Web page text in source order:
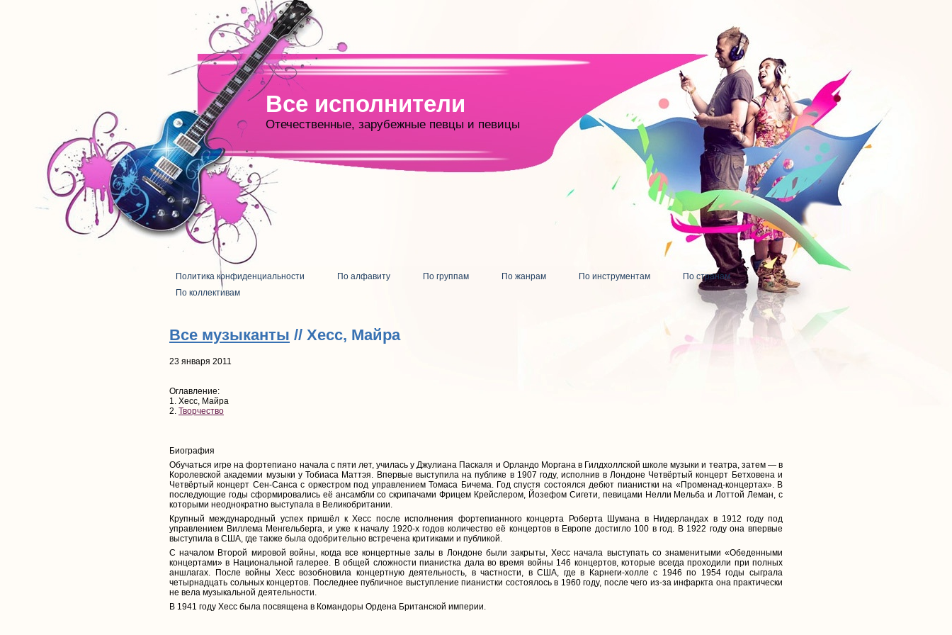
Все исполнители
Отечественные, зарубежные певцы и певицы
Политика конфиденциальности По алфавиту По группам По жанрам По инструментам
По странам
По коллективам
Все музыканты // Хесс, Майра
23 января 2011
Оглавление:
1. Хесс, Майра
2. Творчество
Биография
Обучаться игре на фортепиано начала с пяти лет, училась у Джулиана Паскаля и Орландо Моргана в Гилдхоллской школе музыки и театра, затем — в
Королевской академии музыки у Тобиаса Маттэя. Впервые выступила на публике в 1907 году, исполнив в Лондоне Четвёртый концерт Бетховена и
Четвёртый концерт Сен-Санса с оркестром под управлением Томаса Бичема. Год спустя состоялся дебют пианистки на «Променад-концертах». В
последующие годы сформировались её ансамбли со скрипачами Фрицем Крейслером, Йозефом Сигети, певицами Нелли Мельба и Лоттой Леман, с
которыми неоднократно выступала в Великобритании.
Крупный международный успех пришёл к Хесс после исполнения фортепианного концерта Роберта Шумана в Нидерландах в 1912 году под
управлением Виллема Менгельберга, и уже к началу 1920-х годов количество её концертов в Европе достигло 100 в год. В 1922 году она впервые
выступила в США, где также была одобрительно встречена критиками и публикой.
С началом Второй мировой войны, когда все концертные залы в Лондоне были закрыты, Хесс начала выступать со знаменитыми «Обеденными
концертами» в Национальной галерее. В общей сложности пианистка дала во время войны 146 концертов, которые всегда проходили при полных
аншлагах. После войны Хесс возобновила концертную деятельность, в частности, в США, где в Карнеги-холле с 1946 по 1954 годы сыграла
четырнадцать сольных концертов. Последнее публичное выступление пианистки состоялось в 1960 году, после чего из-за инфаркта она практически
не вела музыкальной деятельности.
В 1941 году Хесс была посвящена в Командоры Ордена Британской империи.